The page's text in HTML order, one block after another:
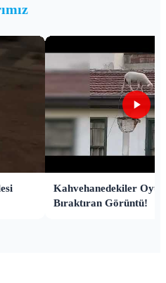
Kahvehanedekiler
Bıraktıran Görüntü!